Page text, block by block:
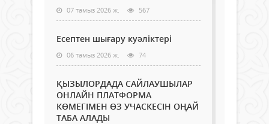
07 тамыз 2026 ж. 567
Есептен шығару куәліктері
06 тамыз 2026 ж. 74
ҚЫЗЫЛОРДАДА САЙЛАУШЫЛАР
ОНЛАЙН ПЛАТФОРМА
КӨМЕГІМЕН ӨЗ УЧАСКЕСІН ОҢАЙ
ТАБА АЛАДЫ